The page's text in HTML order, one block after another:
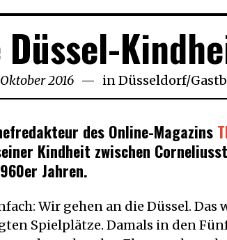
Düssel-
2016 21.
November
inDüsseldorf/
des Online-Magazins
Kindheit zwischen
Jahren.
Wir gehen an die Düssel. Das
Spielplätze. Damals in den